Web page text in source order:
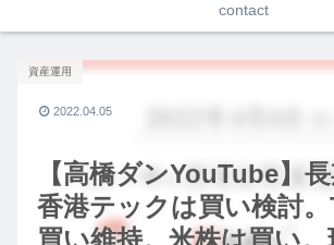
contact
【高橋ダンYouTube】長
香港テックは買い検討
買い維持。米株は買い
資産運用
2022.04.05